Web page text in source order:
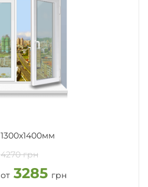
1300x1400мм
4270 грн
от 3285 грн